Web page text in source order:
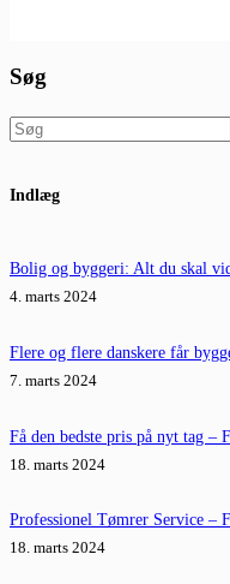
Søg
resultater
Indlæg
Bolig og byggeri: Alt du skal
4. marts 2024
Flere og flere danskere får
7. marts 2024
Få den bedste pris på nyt tag –
18. marts 2024
Professionel Tømrer Service –
18. marts 2024